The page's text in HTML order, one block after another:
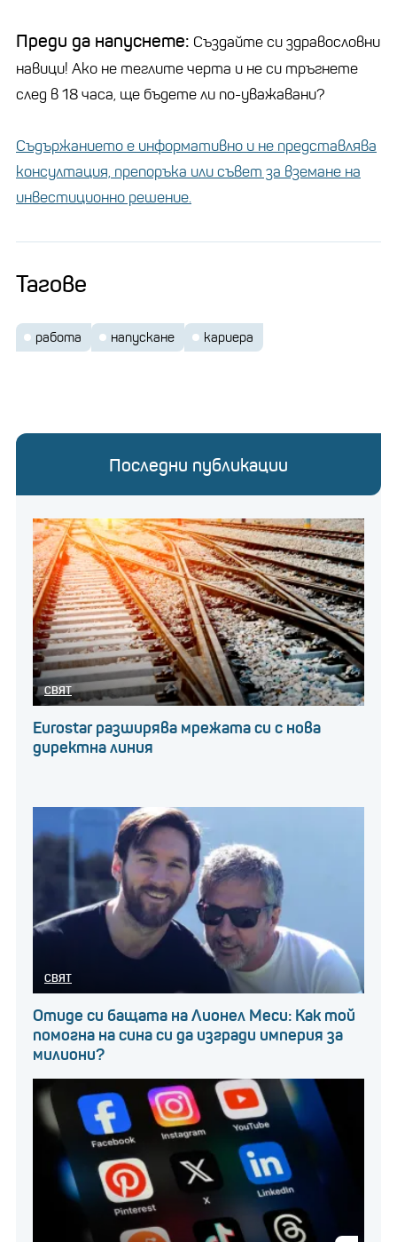
Преди да напуснете: Създайте си здравословни
навици! Ако не теглите черта и не си тръгнете
след в 18 часа, ще бъдете ли по-уважавани?
Съдържанието е информативно и не представлява
консултация, препоръка или съвет за вземане на
инвестиционно решение.
Тагове
работа напускане кариера
Последни публикации
СВЯТ
Eurostar разширява мрежата си с нова
директна линия
СВЯТ
Отиде си бащата на Лионел Меси: Как той
помогна на сина си да изгради империя за
милиони?